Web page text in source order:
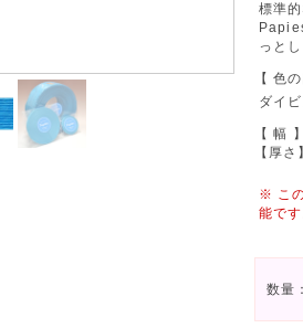
標準
っと
【 色
ダイ
【 幅
【厚
※ こ
能です
数量：